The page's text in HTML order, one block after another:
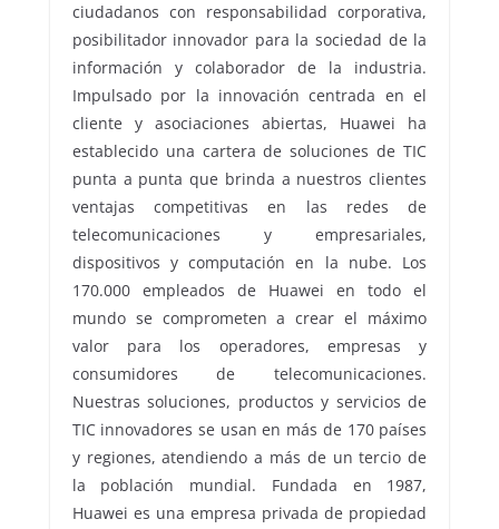
ciudadanos con responsabilidad corporativa,
posibilitador innovador para la sociedad de la
información y colaborador de la industria.
Impulsado por la innovación centrada en el
cliente y asociaciones abiertas, Huawei ha
establecido una cartera de soluciones de TIC
punta a punta que brinda a nuestros clientes
ventajas competitivas en las redes de
telecomunicaciones y empresariales,
dispositivos y computación en la nube. Los
170.000 empleados de Huawei en todo el
mundo se comprometen a crear el máximo
valor para los operadores, empresas y
consumidores de telecomunicaciones.
Nuestras soluciones, productos y servicios de
TIC innovadores se usan en más de 170 países
y regiones, atendiendo a más de un tercio de
la población mundial. Fundada en 1987,
Huawei es una empresa privada de propiedad